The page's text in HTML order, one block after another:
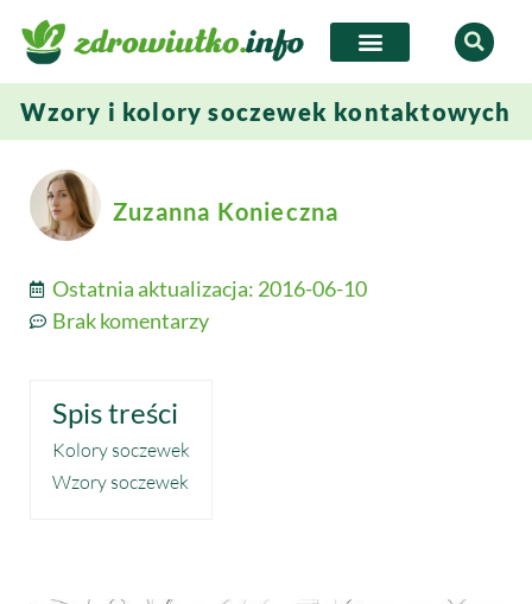
Wzory i kolory soczewek kontaktowych
Zuzanna Konieczna
Ostatnia aktualizacja: 2016-06-10
Brak komentarzy
Spis treści
Kolory soczewek
Wzory soczewek